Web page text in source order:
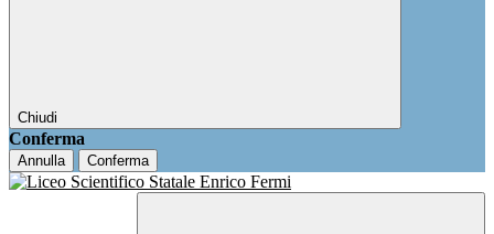
Chiudi
Conferma
Annulla Conferma